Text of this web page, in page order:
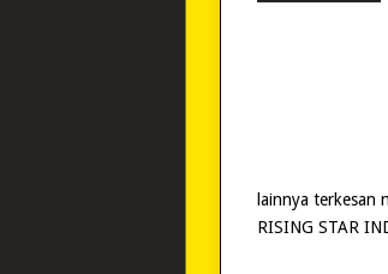
lainnya terkesan
RISING STAR